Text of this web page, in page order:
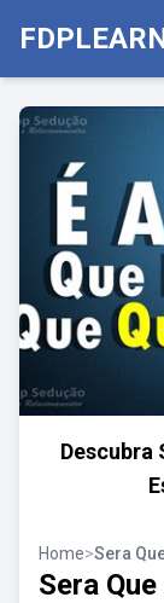
Descubra
Home>Sera
Sera